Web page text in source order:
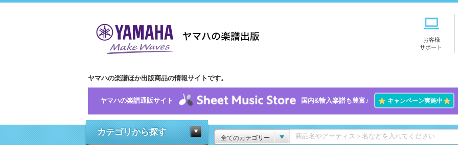
お客様
サポート
ヤマハの楽譜ほか出版商品の情報サイトです。
ヤマハの楽譜通販サイト 国内&輸入楽譜も豊富♪ ★キャンペーン実施中★
カテゴリから探す
全てのカテゴリー